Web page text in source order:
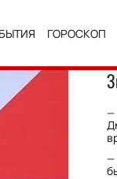
ГОРОСКОП